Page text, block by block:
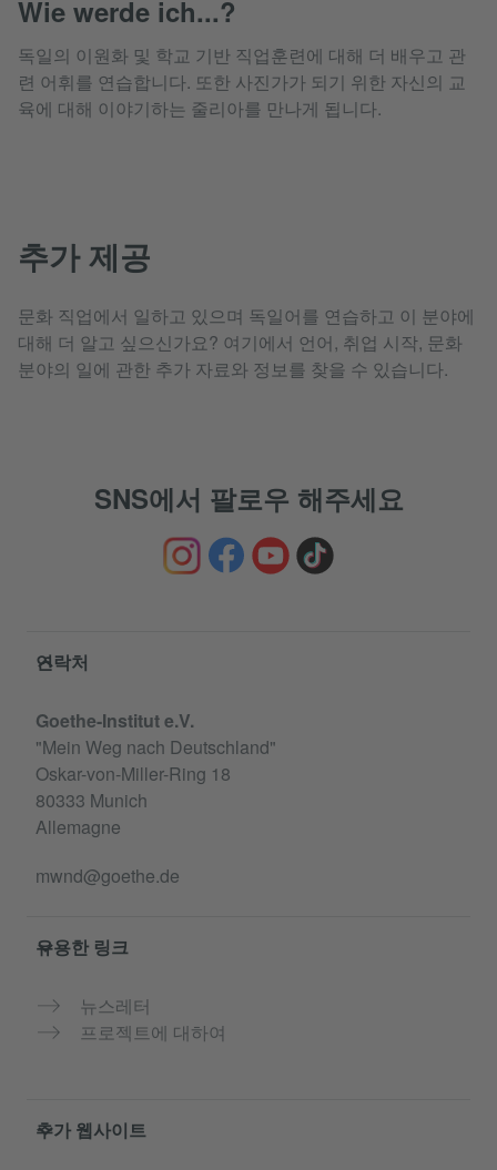
Wie werde ich...?
독일의 이원화 및 학교 기반 직업훈련에 대해 더 배우고 관
련 어휘를 연습합니다. 또한 사진가가 되기 위한 자신의 교
육에 대해 이야기하는 줄리아를 만나게 됩니다.
추가 제공
문화 직업에서 일하고 있으며 독일어를 연습하고 이 분야에
대해 더 알고 싶으신가요? 여기에서 언어, 취업 시작, 문화
분야의 일에 관한 추가 자료와 정보를 찾을 수 있습니다.
SNS에서 팔로우 해주세요
Service- und Informationsbereich
연락처
Goethe-Institut e.V.
"Mein Weg nach Deutschland"
Oskar-von-Miller-Ring 18
80333 Munich
Allemagne
mwnd@goethe.de
유용한 링크
뉴스레터
프로젝트에 대하여
추가 웹사이트